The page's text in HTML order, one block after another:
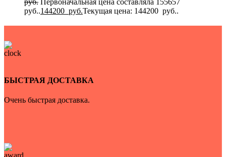
руб. Первоначальная цена составляла 155657
руб..144200 руб.Текущая цена: 144200 руб..
БЫСТРАЯ ДОСТАВКА
Очень быстрая доставка.